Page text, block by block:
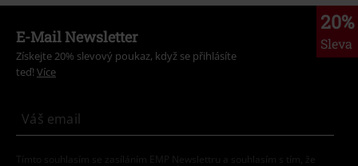
20%
Sleva
E-Mail Newsletter
Získejte 20% slevový poukaz, když se přihlásíte
teď! Více
Tímto souhlasím se zasíláním EMP Newslettru a souhlasím s tím, že